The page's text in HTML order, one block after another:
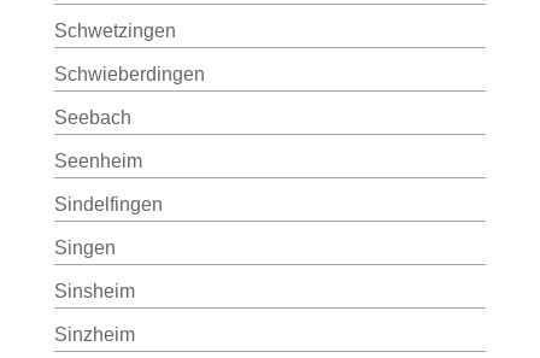
Schwetzingen
Schwieberdingen
Seebach
Seenheim
Sindelfingen
Singen
Sinsheim
Sinzheim